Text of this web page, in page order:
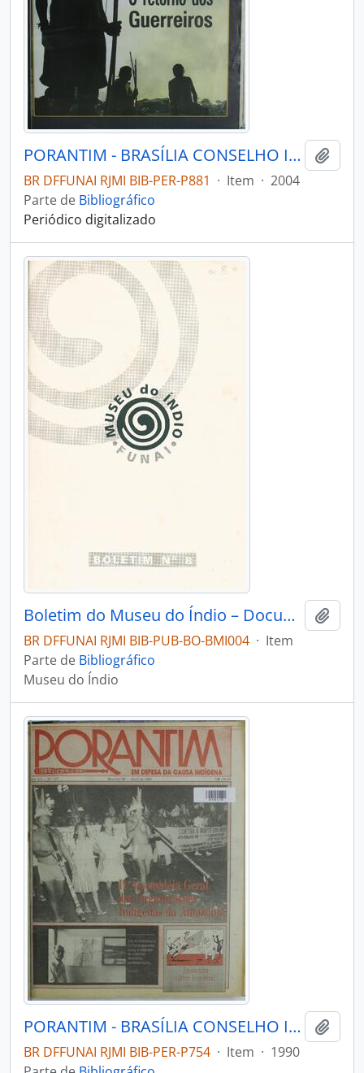
PORANTIM - BRASÍLIA CONSELHO INDIGENISTA MISSIONÁRIO - 2004 - Nº268
BR DFFUNAI RJMI BIB-PER-P881 · Item · 2004
Parte de Bibliográfico
Periódico digitalizado
Boletim do Museu do Índio – Documentação – Nº 8
BR DFFUNAI RJMI BIB-PUB-BO-BMI004 · Item
Parte de Bibliográfico
Museu do Índio
PORANTIM - BRASÍLIA CONSELHO INDIGENISTA MISSIONÁRIO - 1990 - Nº127
BR DFFUNAI RJMI BIB-PER-P754 · Item · 1990